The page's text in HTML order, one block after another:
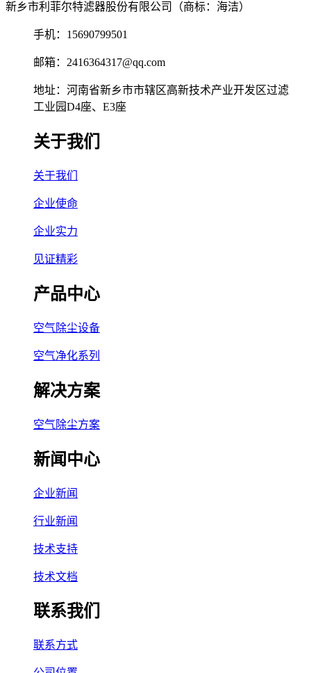
新乡市利菲尔特滤器股份有限公司（商标：海洁）
手机：15690799501
邮箱：2416364317@qq.com
地址：河南省新乡市市辖区高新技术产业开发区过滤
工业园D4座、E3座
关于我们
关于我们
企业使命
企业实力
见证精彩
产品中心
空气除尘设备
空气净化系列
解决方案
空气除尘方案
新闻中心
企业新闻
行业新闻
技术支持
技术文档
联系我们
联系方式